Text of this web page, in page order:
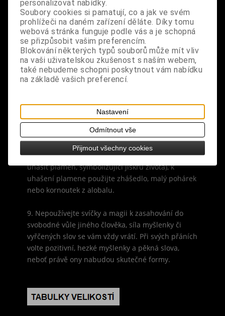
měsíc přibývá (po novoluní do úplňku). Pro
zrušení, zbavení, odstranění nebo ukončení,
provádějte rituál v období ubývajícího měsíce (od
úplňku do novoluní).
7. Svíčku můžete zapálit vždy, když jste doma,
nebo si zvolit určitou pravidelnou hodinu, kdy
budete při každém zapálení intenzivně myslet na
nenechávejte svíčky hořet bez dozoru).
8. Uhašením svíčky magický, očistný či léčebný
proces ukončíte - svíčky nesfoukávejte (neboť
jedna tvůrčí síla - síla dechu života, by neměla
uhasit plamen, symbolizující jiskru života), k
uhašení plamene použijte zhášedlo, malý pohárek
nebo kornoutek z alobalu.
9. Nepoužívejte svíčky a magii k zasahování do
svobodné vůle jiného člověka, síla myšlenky či
vyřčených slov se vám vždy vrátí. Při svých přáních
volte pozitivní, hezké myšlenky a pěkná slova,
neboť právě ony nabudou skutečné formy.
personalizovat nabídky.
Soubory cookies si pamatují, co a jak ve svém
prohlížeči na daném zařízení děláte. Díky tomu
webová stránka funguje podle vás a je schopná
se přizpůsobit vašim preferencím.
Blokování některých typů souborů může mít vliv
na vaši uživatelskou zkušenost s naším webem,
také nebudeme schopni poskytnout vám nabídku
na základě vašich preferencí.
Nastavení
Odmítnout vše
Přijmout všechny cookies